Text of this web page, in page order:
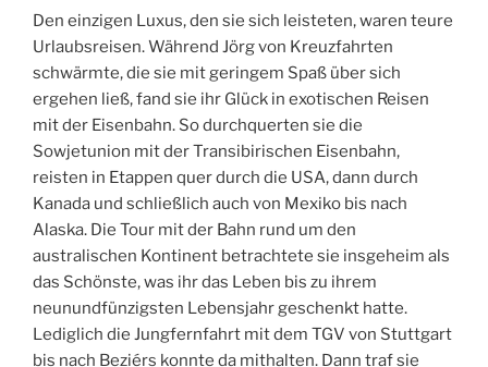
Den einzigen Luxus, den sie sich leisteten, waren teure
Urlaubsreisen. Während Jörg von Kreuzfahrten
schwärmte, die sie mit geringem Spaß über sich
ergehen ließ, fand sie ihr Glück in exotischen Reisen
mit der Eisenbahn. So durchquerten sie die
Sowjetunion mit der Transibirischen Eisenbahn,
reisten in Etappen quer durch die USA, dann durch
Kanada und schließlich auch von Mexiko bis nach
Alaska. Die Tour mit der Bahn rund um den
australischen Kontinent betrachtete sie insgeheim als
das Schönste, was ihr das Leben bis zu ihrem
neunundfünzigsten Lebensjahr geschenkt hatte.
Lediglich die Jungfernfahrt mit dem TGV von Stuttgart
bis nach Beziérs konnte da mithalten. Dann traf sie